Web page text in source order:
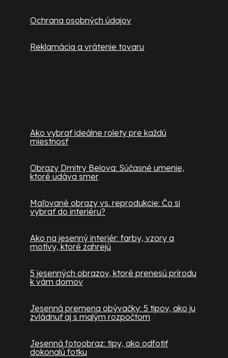
Ochrana osobných údajov
Reklamácia a vrátenie tovaru
Ako vybrať ideálne rolety pre každú
miestnosť
Obrazy Dmitry Belova: Súčasné umenie,
ktoré udáva smer
Maľované obrazy vs. reprodukcie: Čo si
vybrať do interiéru?
Ako na jesenný interiér: farby, vzory a
motívy, ktoré zahrejú
5 jesenných obrazov, ktoré prenesú prírodu
k vám domov
Jesenná premena obývačky: 5 tipov, ako ju
zvládnuť aj s malým rozpočtom
Jesenná fotoobraz: tipy, ako odfotiť
dokonalú fotku